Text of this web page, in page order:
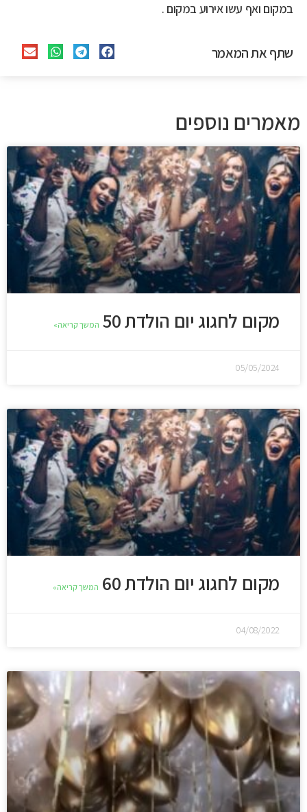
במקום ואף עשו אירוע במקום .
שתף את המאמר
מאמרים נוספים
מקום לחגוג יום הולדת 50 המשך קריאה»
05/05/2024
מקום לחגוג יום הולדת 60 המשך קריאה»
04/08/2022